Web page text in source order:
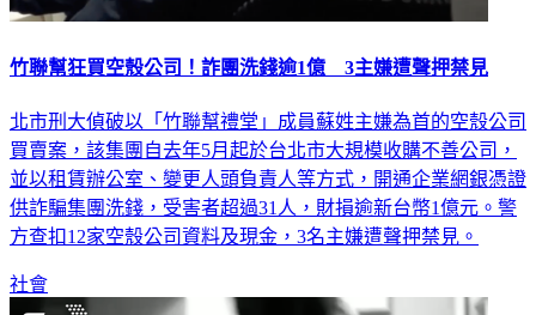
竹聯幫狂買空殼公司！詐團洗錢逾1億 3主嫌遭聲押禁見
北市刑大偵破以「竹聯幫禮堂」成員蘇姓主嫌為首的空殼公司
買賣案，該集團自去年5月起於台北市大規模收購不善公司，
並以租賃辦公室、變更人頭負責人等方式，開通企業網銀憑證
供詐騙集團洗錢，受害者超過31人，財損逾新台幣1億元。警
方查扣12家空殼公司資料及現金，3名主嫌遭聲押禁見。
社會